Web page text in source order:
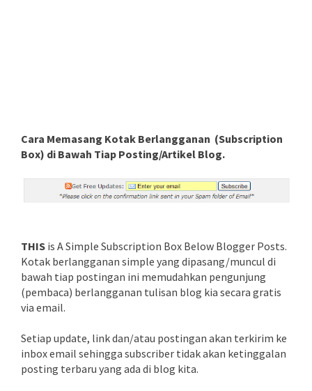
Cara Memasang Kotak Berlangganan (Subscription
Box) di Bawah Tiap Posting/Artikel Blog.
THIS is A Simple Subscription Box Below Blogger Posts.
Kotak berlangganan simple yang dipasang/muncul di
bawah tiap postingan ini memudahkan pengunjung
(pembaca) berlangganan tulisan blog kia secara gratis
via email.
Setiap update, link dan/atau postingan akan terkirim ke
inbox email sehingga subscriber tidak akan ketinggalan
posting terbaru yang ada di blog kita.